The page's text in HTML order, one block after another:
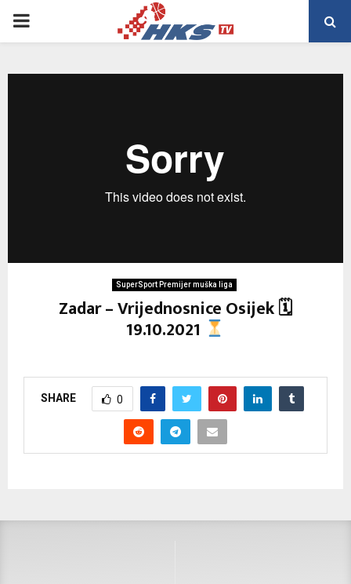
PRIMARY
SuperSport Premijer muška liga
Zadar – Vrijednosnice Osijek 🗓
19.10.2021
SHARE 0